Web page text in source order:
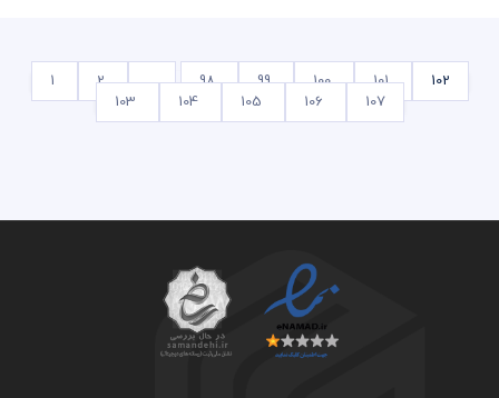
1 2 ... 98 99 100 101
102
103
104 105 106 107